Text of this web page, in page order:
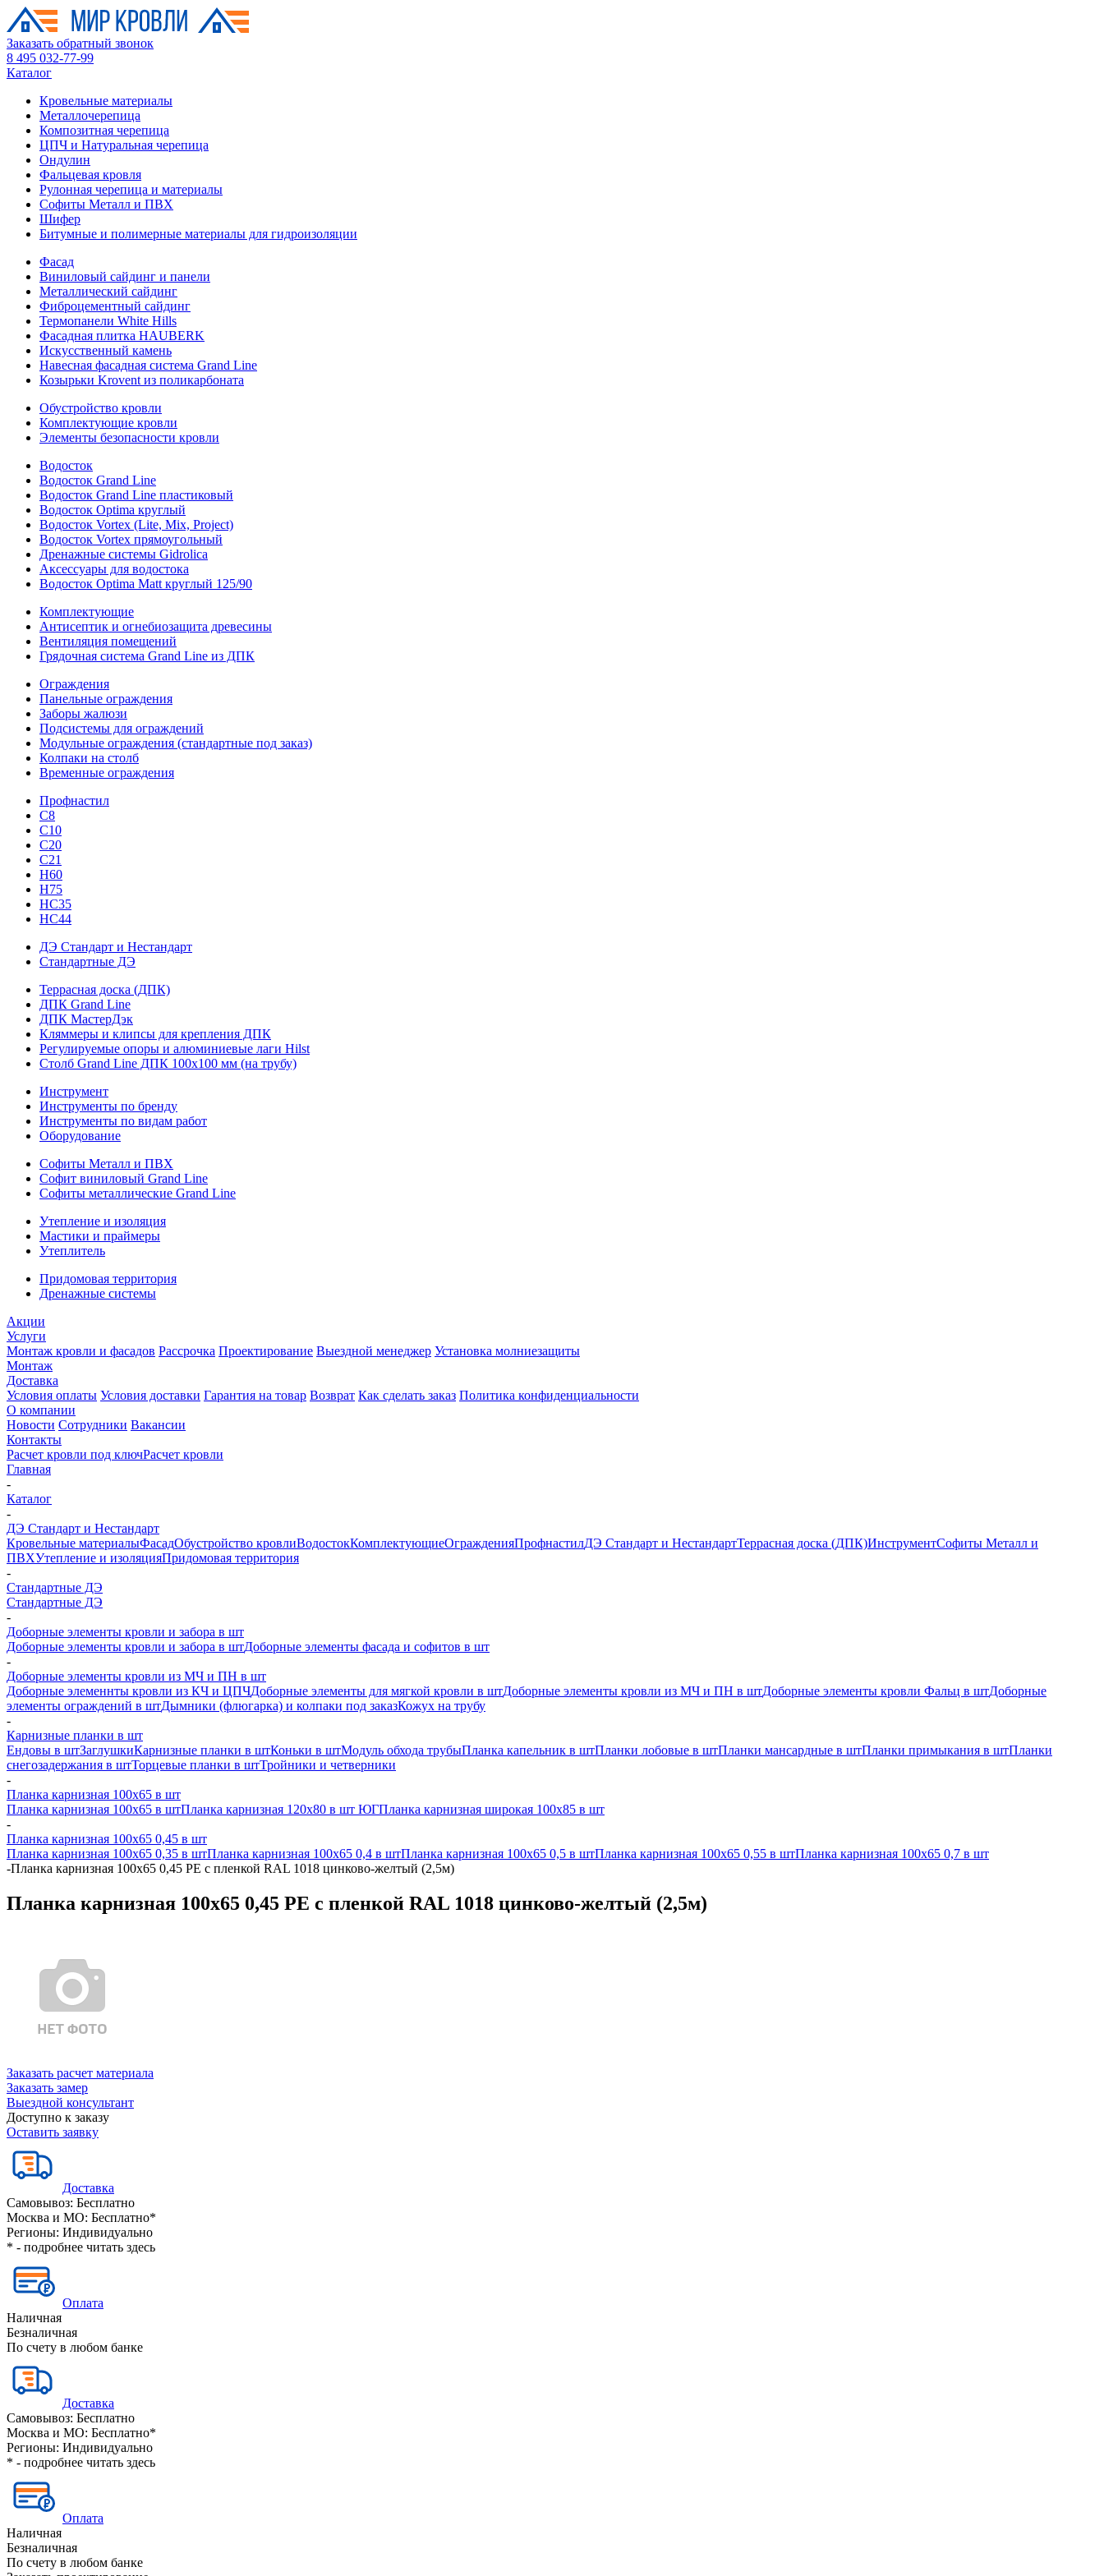
Заказать обратный звонок
8 495 032-77-99
Каталог
Кровельные материалы
Металлочерепица
Композитная черепица
ЦПЧ и Натуральная черепица
Ондулин
Фальцевая кровля
Рулонная черепица и материалы
Софиты Металл и ПВХ
Шифер
Битумные и полимерные материалы для гидроизоляции
Фасад
Виниловый сайдинг и панели
Металлический сайдинг
Фиброцементный сайдинг
Термопанели White Hills
Фасадная плитка HAUBERK
Искусственный камень
Навесная фасадная система Grand Line
Козырьки Krovent из поликарбоната
Обустройство кровли
Комплектующие кровли
Элементы безопасности кровли
Водосток
Водосток Grand Line
Водосток Grand Line пластиковый
Водосток Optima круглый
Водосток Vortex (Lite, Mix, Project)
Водосток Vortex прямоугольный
Дренажные системы Gidrolica
Аксессуары для водостока
Водосток Optima Matt круглый 125/90
Комплектующие
Антисептик и огнебиозащита древесины
Вентиляция помещений
Грядочная система Grand Line из ДПК
Ограждения
Панельные ограждения
Заборы жалюзи
Подсистемы для ограждений
Модульные ограждения (стандартные под заказ)
Колпаки на столб
Временные ограждения
Профнастил
С8
С10
С20
С21
H60
H75
HС35
НС44
ДЭ Стандарт и Нестандарт
Стандартные ДЭ
Террасная доска (ДПК)
ДПК Grand Line
ДПК МастерДэк
Кляммеры и клипсы для крепления ДПК
Регулируемые опоры и алюминиевые лаги Hilst
Столб Grand Line ДПК 100х100 мм (на трубу)
Инструмент
Инструменты по бренду
Инструменты по видам работ
Оборудование
Софиты Металл и ПВХ
Софит виниловый Grand Line
Софиты металлические Grand Line
Утепление и изоляция
Мастики и праймеры
Утеплитель
Придомовая территория
Дренажные системы
Акции
Услуги
Монтаж кровли и фасадов Рассрочка Проектирование Выездной менеджер Установка молниезащиты
Монтаж
Доставка
Условия оплаты Условия доставки Гарантия на товар Возврат Как сделать заказ Политика конфиденциальности
О компании
Новости Сотрудники Вакансии
Контакты
Расчет кровли под ключРасчет кровли
Главная
-
Каталог
-
ДЭ Стандарт и Нестандарт
Кровельные материалыФасадОбустройство кровлиВодостокКомплектующиеОгражденияПрофнастилДЭ Стандарт и НестандартТеррасная доска (ДПК)ИнструментСофиты Металл и
ПВХУтепление и изоляцияПридомовая территория
-
Стандартные ДЭ
Стандартные ДЭ
-
Доборные элементы кровли и забора в шт
Доборные элементы кровли и забора в штДоборные элементы фасада и софитов в шт
-
Доборные элементы кровли из МЧ и ПН в шт
Доборные элеменнты кровли из КЧ и ЦПЧДоборные элементы для мягкой кровли в штДоборные элементы кровли из МЧ и ПН в штДоборные элементы кровли Фальц в штДоборные
элементы ограждений в штДымники (флюгарка) и колпаки под заказКожух на трубу
-
Карнизные планки в шт
Ендовы в штЗаглушкиКарнизные планки в штКоньки в штМодуль обхода трубыПланка капельник в штПланки лобовые в штПланки мансардные в штПланки примыкания в штПланки
снегозадержания в штТорцевые планки в штТройники и четверники
-
Планка карнизная 100х65 в шт
Планка карнизная 100х65 в штПланка карнизная 120х80 в шт ЮГПланка карнизная широкая 100х85 в шт
-
Планка карнизная 100х65 0,45 в шт
Планка карнизная 100х65 0,35 в штПланка карнизная 100х65 0,4 в штПланка карнизная 100х65 0,5 в штПланка карнизная 100х65 0,55 в штПланка карнизная 100х65 0,7 в шт
-Планка карнизная 100х65 0,45 PE с пленкой RAL 1018 цинково-желтый (2,5м)
Планка карнизная 100х65 0,45 PE с пленкой RAL 1018 цинково-желтый (2,5м)
Заказать расчет материала
Заказать замер
Выездной консультант
Доступно к заказу
Оставить заявку
Доставка
Самовывоз: Бесплатно
Москва и МО: Бесплатно*
Регионы: Индивидуально
* - подробнее читать здесь
Оплата
Наличная
Безналичная
По счету в любом банке
Доставка
Самовывоз: Бесплатно
Москва и МО: Бесплатно*
Регионы: Индивидуально
* - подробнее читать здесь
Оплата
Наличная
Безналичная
По счету в любом банке